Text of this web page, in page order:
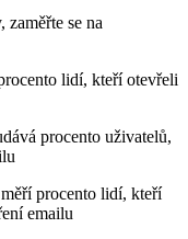
zaměřte se na
lidí, kteří otevřeli
procento uživatelů,
procento lidí, kteří
emailu